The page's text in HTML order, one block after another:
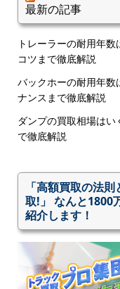
最新の記事
トレーラーの耐用年
コツまで徹底解説
バックホーの耐用年数
ナンスまで徹底解説
ダンプの買取相場はい
で徹底解説
「高額買取の法
取!」 なんと1800
紹介します！